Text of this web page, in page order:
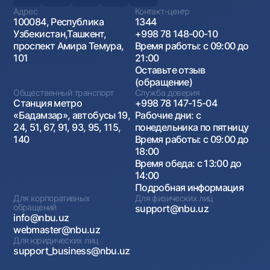
Адрес
100084, Республика
Узбекистан,Ташкент,
проспект Амира Темура,
101
Контакт-центр
1344
+998 78 148-00-10
Время работы: с 09:00 до
21:00
Оставьте отзыв
(обращение)
Общественный транспорт
Станция метро
«Бадамзар», автобусы 19,
24, 51, 67, 91, 93, 95, 115,
140
Служба доверия
+998 78 147-15-04
Рабочие дни: с
понедельника по пятницу
Время работы: с 09:00 до
18:00
Время обеда: с 13:00 до
14:00
Подробная информация
Для корпоративных
обращений
info@nbu.uz
webmaster@nbu.uz
Для физических лиц
support@nbu.uz
Для юридических лиц
support_business@nbu.uz